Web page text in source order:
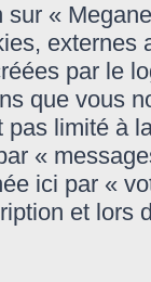
«
par le
que vous
pas limité à
«
ici par «
et lors